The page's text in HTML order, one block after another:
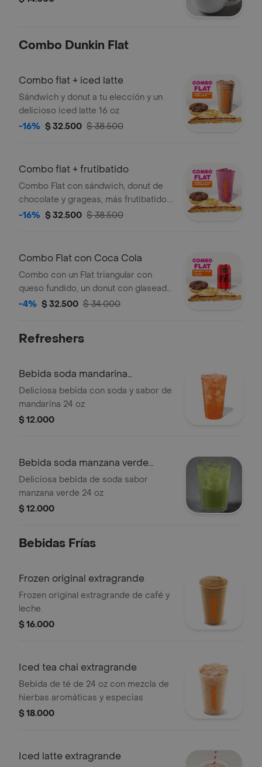
Combo Dunkin Flat
Combo flat + iced latte
Sándwich y donut a tu elección y un
delicioso iced latte 16 oz
-16% $ 32.500 $ 38.500
Combo flat + frutibatido
Combo Flat con sándwich, donut de
chocolate y grageas, más frutibatido.
Todo a tu elección.
-16% $ 32.500 $ 38.500
Combo Flat con Coca Cola
Combo con un Flat triangular con
queso fundido, un donut con glaseado
de chocolate y grageas, y una Coca-
-4% $ 32.500 $ 34.000
Refreshers
Bebida soda mandarina
extragrande
Deliciosa bebida con soda y sabor de
mandarina 24 oz
$ 12.000
Bebida soda manzana verde
extragrande
Deliciosa bebida de soda sabor
manzana verde 24 oz
$ 12.000
Bebidas Frí­as
Frozen original extragrande
Frozen original extragrande de café y
leche.
$ 16.000
Iced tea chai extragrande
Bebida de té de 24 oz con mezcla de
hierbas aromáticas y especias
$ 18.000
Iced latte extragrande